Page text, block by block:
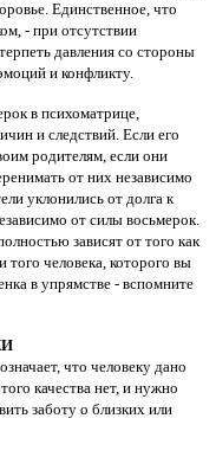
Единственное, что
- при отсутствии
давления со стороны
и конфликту.
в психоматрице,
и следствий. Если его
родителям, если они
от них независимо
уклонились от долга к
от силы восьмерок.
зависят от того как
того человека, которого вы
в упрямстве - вспомните
что человеку дано
качества нет, и нужно
заботу о близких или